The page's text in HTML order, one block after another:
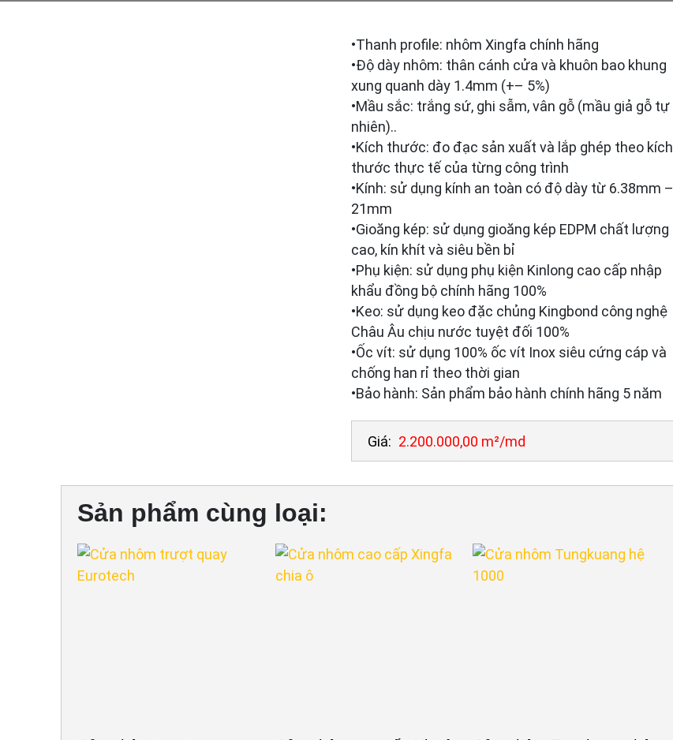
•Thanh profile: nhôm Xingfa chính hãng
•Độ dày nhôm: thân cánh cửa và khuôn bao khung
xung quanh dày 1.4mm (+– 5%)
•Mầu sắc: trắng sứ, ghi sẫm, vân gỗ (mầu giả gỗ tự
nhiên)..
•Kích thước: đo đạc sản xuất và lắp ghép theo kích
thước thực tế của từng công trình
•Kính: sử dụng kính an toàn có độ dày từ 6.38mm –
21mm
•Gioăng kép: sử dụng gioăng kép EDPM chất lượng
cao, kín khít và siêu bền bỉ
•Phụ kiện: sử dụng phụ kiện Kinlong cao cấp nhập
khẩu đồng bộ chính hãng 100%
•Keo: sử dụng keo đặc chủng Kingbond công nghệ
Châu Âu chịu nước tuyệt đối 100%
•Ốc vít: sử dụng 100% ốc vít Inox siêu cứng cáp và
chống han rỉ theo thời gian
•Bảo hành: Sản phẩm bảo hành chính hãng 5 năm
Giá: 2.200.000,00 m²/md
Sản phẩm cùng loại: